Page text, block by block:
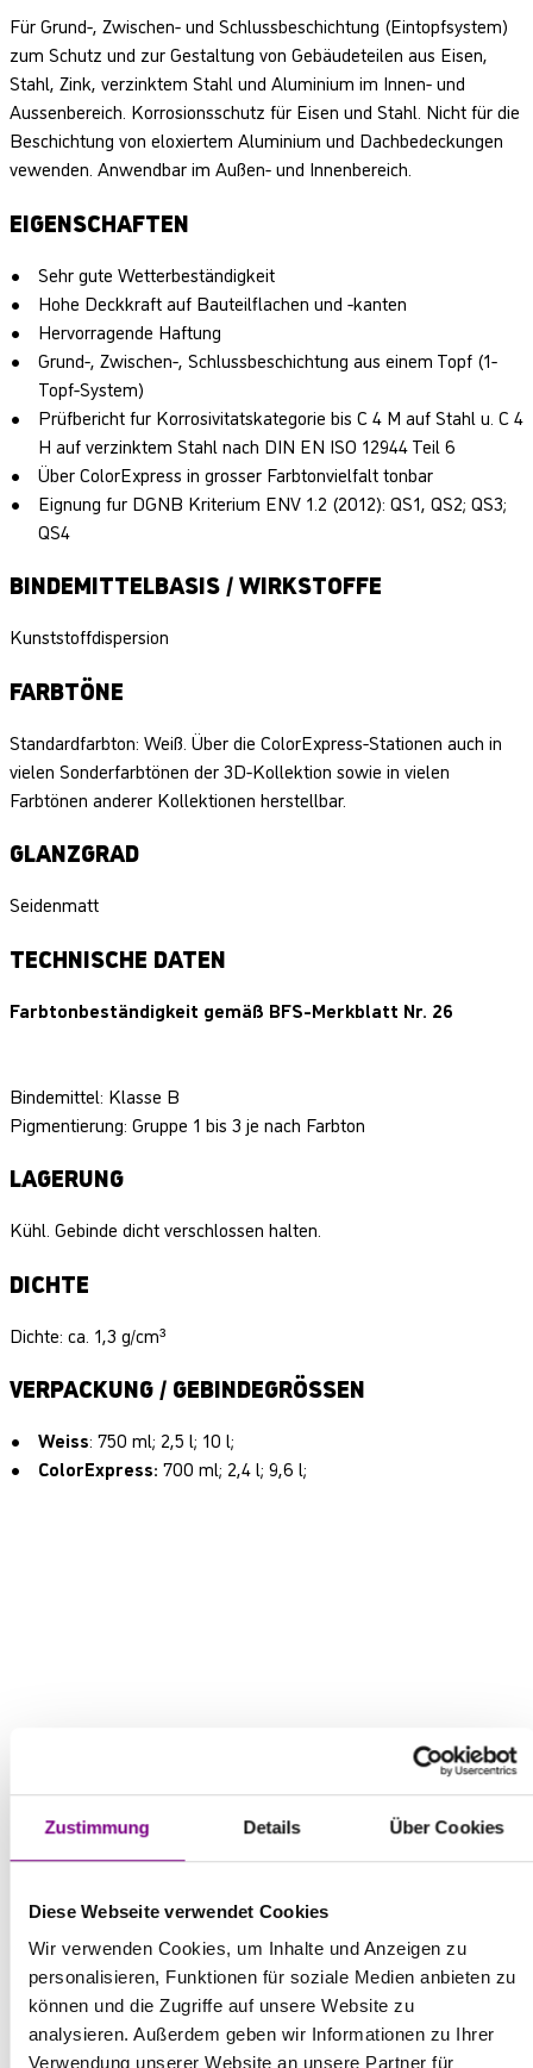
Zustimmung Details Über Cookies
Diese Webseite verwendet Cookies
Wir verwenden Cookies, um Inhalte und Anzeigen zu
personalisieren, Funktionen für soziale Medien anbieten zu
können und die Zugriffe auf unsere Website zu
analysieren. Außerdem geben wir Informationen zu Ihrer
Verwendung unserer Website an unsere Partner für
Für Grund-, Zwischen- und Schlussbeschichtung (Eintopfsystem)
zum Schutz und zur Gestaltung von Gebäudeteilen aus Eisen,
Stahl, Zink, verzinktem Stahl und Aluminium im Innen- und
Aussenbereich. Korrosionsschutz für Eisen und Stahl. Nicht für die
Beschichtung von eloxiertem Aluminium und Dachbedeckungen
vewenden. Anwendbar im Außen- und Innenbereich.
EIGENSCHAFTEN
Sehr gute Wetterbeständigkeit
Hohe Deckkraft auf Bauteilflachen und -kanten
Hervorragende Haftung
Grund-, Zwischen-, Schlussbeschichtung aus einem Topf (1-
Topf-System)
Prüfbericht fur Korrosivitatskategorie bis C 4 M auf Stahl u. C 4
H auf verzinktem Stahl nach DIN EN ISO 12944 Teil 6
Über ColorExpress in grosser Farbtonvielfalt tonbar
Eignung fur DGNB Kriterium ENV 1.2 (2012): QS1, QS2; QS3;
QS4
BINDEMITTELBASIS / WIRKSTOFFE
Kunststoffdispersion
FARBTÖNE
Standardfarbton: Weiß. Über die ColorExpress-Stationen auch in
vielen Sonderfarbtönen der 3D-Kollektion sowie in vielen
Farbtönen anderer Kollektionen herstellbar.
GLANZGRAD
Seidenmatt
TECHNISCHE DATEN
Farbtonbeständigkeit gemäß BFS-Merkblatt Nr. 26
Bindemittel: Klasse B
Pigmentierung: Gruppe 1 bis 3 je nach Farbton
LAGERUNG
Kühl. Gebinde dicht verschlossen halten.
DICHTE
Dichte: ca. 1,3 g/cm³
VERPACKUNG / GEBINDEGRÖSSEN
Weiss: 750 ml; 2,5 l; 10 l;
ColorExpress: 700 ml; 2,4 l; 9,6 l;